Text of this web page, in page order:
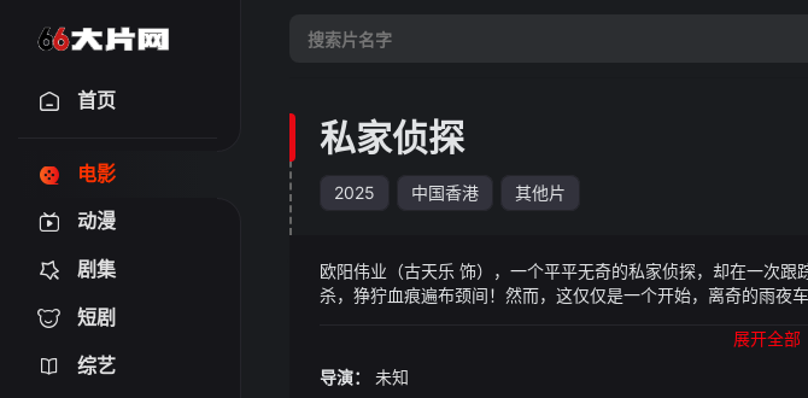
首页
电影
动漫
剧集
短剧
综艺
私家侦探
2025 中国香港 其他片
欧阳伟业（古天乐 饰），一个平平无奇的私家侦探，却在一次
杀，狰狞血痕遍布颈间！然而，这仅仅是一个开始，离奇的雨
展开全部
导演：
未知